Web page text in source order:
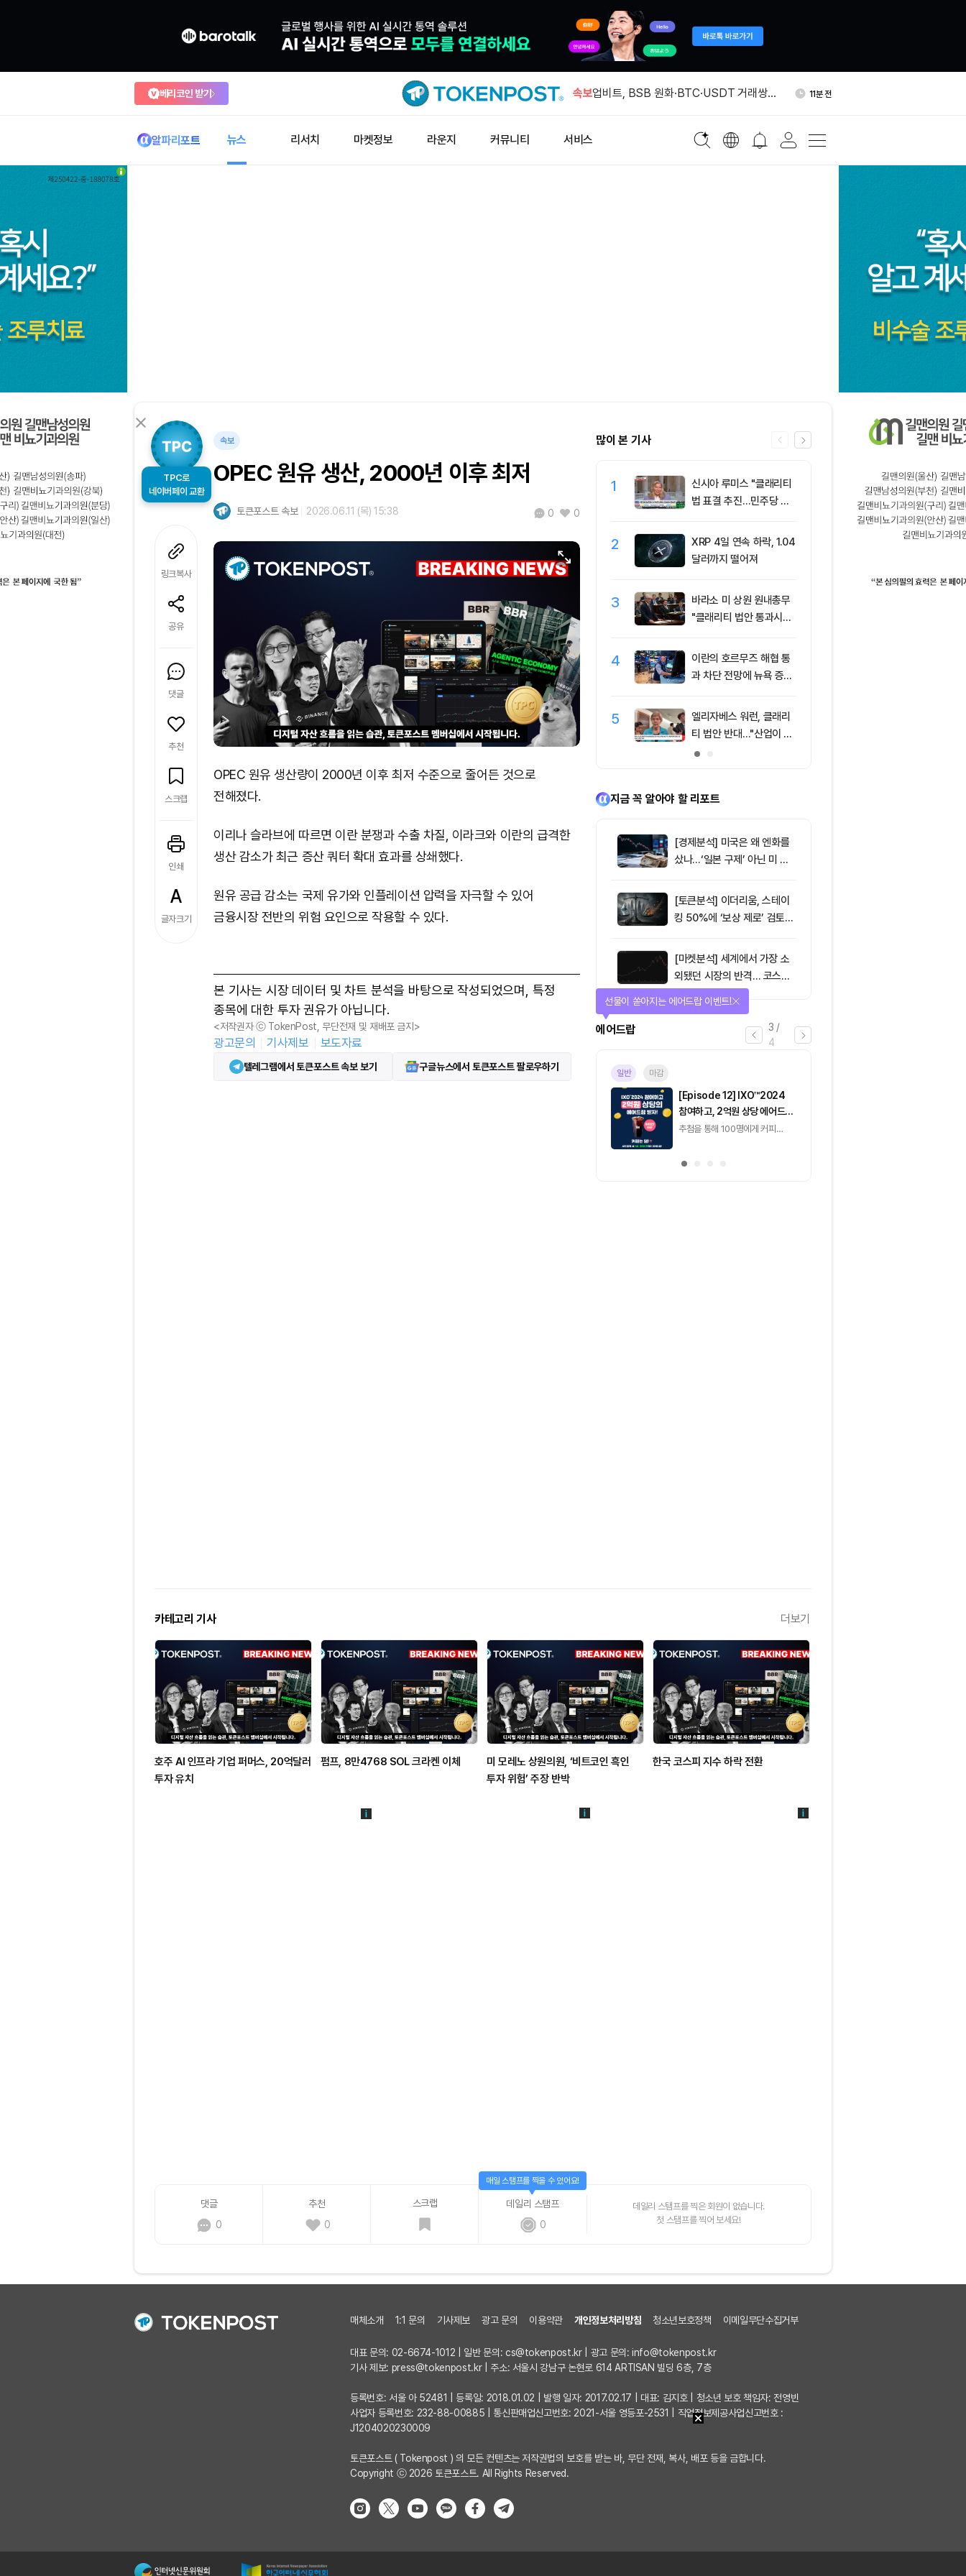
베리코인 받기 속보
테더 금 보유량 146톤으로 증가…세계 최
업비트, BSB 원화·BTC·USDT 거래쌍
11분 전
알파리포트 뉴스 리서치 마켓정보 라운지 커뮤니티 서비스
TPC로
네이버페이 교환
링크복사
공유
댓글
추천
스크랩
인쇄
글자크기
속보
OPEC 원유 생산, 2000년 이후 최저
토큰포스트 속보 2026.06.11 (목) 15:38 0 0
OPEC 원유 생산량이 2000년 이후 최저 수준으로 줄어든 것으로
전해졌다.
이리나 슬라브에 따르면 이란 분쟁과 수출 차질, 이라크와 이란의 급격한
생산 감소가 최근 증산 쿼터 확대 효과를 상쇄했다.
원유 공급 감소는 국제 유가와 인플레이션 압력을 자극할 수 있어
금융시장 전반의 위험 요인으로 작용할 수 있다.
본 기사는 시장 데이터 및 차트 분석을 바탕으로 작성되었으며, 특정
종목에 대한 투자 권유가 아닙니다.
<저작권자 ⓒ TokenPost, 무단전재 및 재배포 금지>
광고문의 기사제보 보도자료
텔레그램에서 토큰포스트 속보 보기 구글뉴스에서 토큰포스트 팔로우하기
많이 본 기사
1
신시아 루미스 "클래리티
법 표결 추진…민주당 입
2
XRP 4일 연속 하락, 1.04
달러까지 떨어져
3
바라소 미 상원 원내총무
"클래리티 법안 통과시킬
4
이란의 호르무즈 해협 통
과 차단 전망에 뉴욕 증시
5
엘리자베스 워런, 클래리
티 법안 반대…"산업이 쓴
암호화폐 법안 안 돼"
‘관세’ 한마디
6만2000달
피드, 5억달러
의 공포 경고
트럼프, 암호
클래리티 법
지금 꼭 알아야 할 리포트
[경제분석] 미국은 왜 엔화를
샀나…‘일본 구제’ 아닌 미 국
[토큰분석] 이더리움, 스테이
킹 50%에 ‘보상 제로’ 검토…
역행인가
[마켓분석] 세계에서 가장 소
외됐던 시장의 반격… 코스피
4 /
4
퀴즈
퀴즈풀고 선물 받자!
진행중
[토큰포스트] 기사 퀴즈
658회차
2026.08.07 (금) ~
카테고리 기사 더보기
호주 AI 인프라 기업 퍼머스, 20억달러
투자 유치
펌프, 8만4768 SOL 크라켄 이체
미 모레노 상원의원, ‘비트코인 흑인
투자 위험’ 주장 반박
한국 코스피 지수 하락 전환
댓글
0
추천
0
스크랩
데일리 스탬프
0
매일 스탬프를 찍을 수 있어요!
데일리 스탬프를 찍은 회원이 없습니다.
첫 스탬프를 찍어 보세요!
매체소개 1:1 문의 기사제보 광고 문의 이용약관 개인정보처리방침 청소년보호정책 이메일무단수집거부
대표 문의: 02-6674-1012 | 일반 문의: cs@tokenpost.kr| 광고 문의:info@tokenpost.kr
기사 제보: press@tokenpost.kr| 주소: 서울시 강남구 논현로 614 ARTISAN 빌딩 6층, 7층
등록번호: 서울 아 52481 | 등록일: 2018.01.02 | 발행 일자: 2017.02.17 | 대표: 김지호 | 청소년 보호 책임자: 전영빈
사업자 등록번호: 232-88-00885 | 통신판매업신고번호: 2021-서울 영등포-2531 | 직업정보제공사업신고번호 :
J1204020230009
토큰포스트 ( Tokenpost ) 의 모든 컨텐츠는 저작권법의 보호를 받는 바, 무단 전재, 복사, 배포 등을 금합니다.
Copyright ⓒ 2026 토큰포스트. All Rights Reserved.